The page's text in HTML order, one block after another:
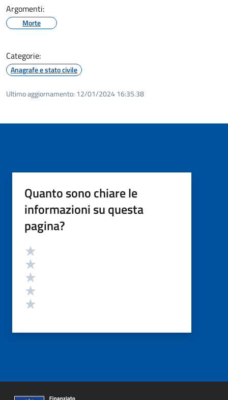
Argomenti:
Morte
Categorie:
Anagrafe e stato civile
Ultimo aggiornamento: 12/01/2024 16:35.38
Quanto sono chiare le
informazioni su questa
pagina?
Valutazione